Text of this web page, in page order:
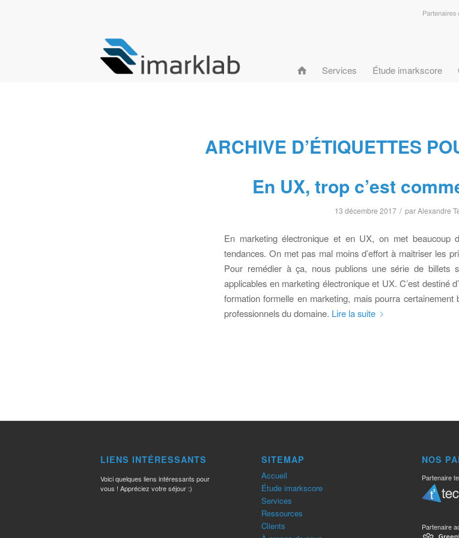
Services Étude imarkscore
ARCHIVE D’ÉTIQUETTES
En UX, trop c’est
13 décembre 2017 / parAlexandre
En marketing électronique et en UX, on met beaucoup
tendances. On met pas mal moins d’effort à maitriser les
Pour remédier à ça, nous publions une série de billets
applicables en marketing électronique et UX. C’est destiné
formation formelle en marketing, mais pourra
professionnels du domaine. Lire la suite
LIENS INTÉRESSANTS
Voici quelques liens intéressants pour
vous ! Appréciez votre séjour :)
SITEMAP
Accueil
Étude imarkscore
Services
Ressources
Clients
NOS
Partenaire
Partenaire